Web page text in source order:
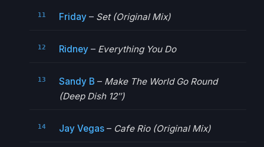
Friday– Set (Original Mix)
Ridney– Everything You Do
Sandy B – Make The World Go Round
(Deep Dish 12″)
Jay Vegas– Cafe Rio (Original Mix)